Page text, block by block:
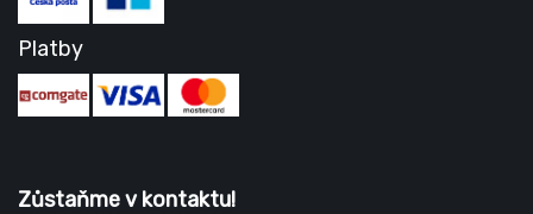
Platby
Zůstaňme v kontaktu!